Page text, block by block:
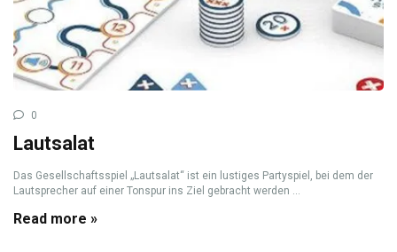
0
Lautsalat
Das Gesellschaftsspiel „Lautsalat“ ist ein lustiges Partyspiel, bei dem der
Lautsprecher auf einer Tonspur ins Ziel gebracht werden ...
Read more »